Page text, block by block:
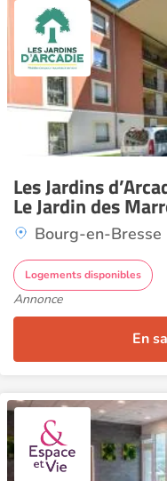
Les Jardins
Le Jardin des
Bourg-en-
Logements disponibles
Annonce
En